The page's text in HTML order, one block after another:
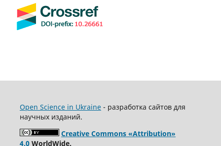
Open Science in Ukraine- разработка сайтов для
научных изданий.
Creative Commons «Attribution»
4.0WorldWide.